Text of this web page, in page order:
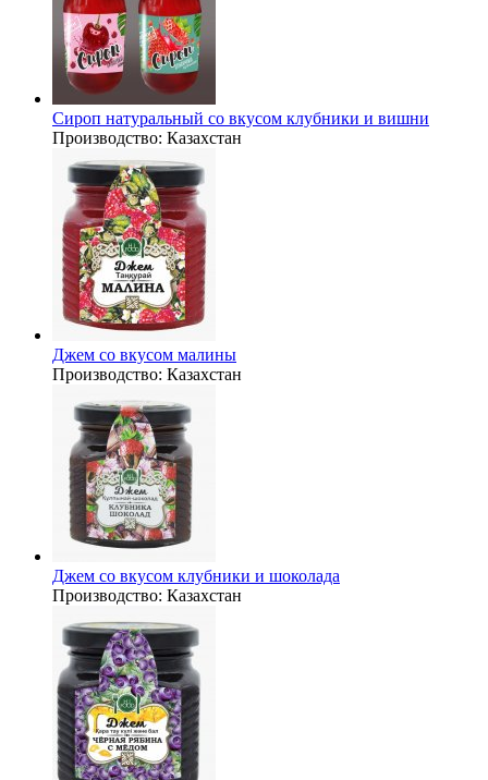
Сироп натуральный со вкусом клубники и вишни
Производство: Казахстан
Джем со вкусом малины
Производство: Казахстан
Джем со вкусом клубники и шоколада
Производство: Казахстан